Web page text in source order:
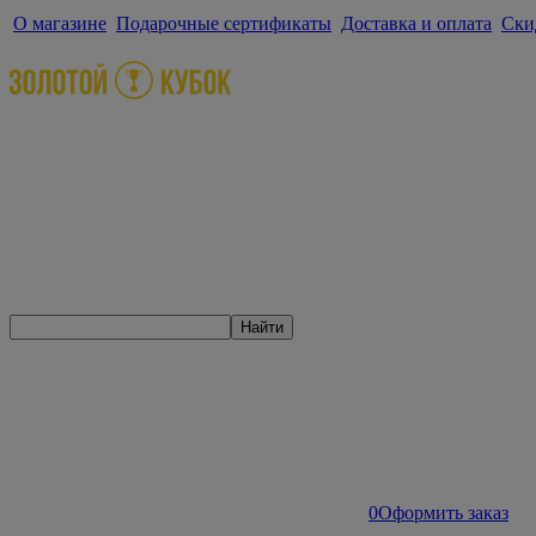
О магазине Подарочные сертификаты Доставка и оплата
Найти
0Оформить заказ